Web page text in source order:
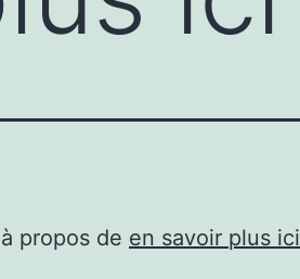
propos de en savoir plus ici